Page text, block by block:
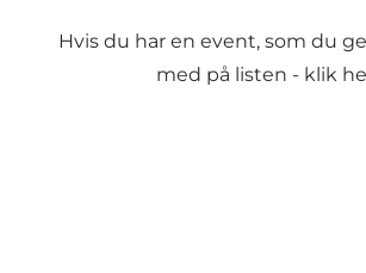
Hvis du har en event, som du
med på listen - klik